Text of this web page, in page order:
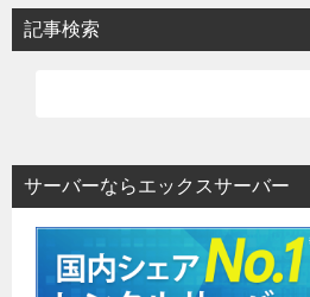
記事検索
サーバーならエックスサーバー